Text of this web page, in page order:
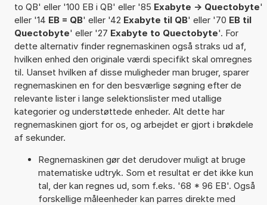
to QB' eller '100 EB i QB' eller '85 Exabyte -> Quectobyte'
eller '14 EB = QB' eller '42 Exabyte til QB' eller '70 EB til
Quectobyte' eller '27 Exabyte to Quectobyte'. For
dette alternativ finder regnemaskinen også straks ud af,
hvilken enhed den originale værdi specifikt skal omregnes
til. Uanset hvilken af disse muligheder man bruger, sparer
regnemaskinen en for den besværlige søgning efter de
relevante lister i lange selektionslister med utallige
kategorier og understøttede enheder. Alt dette har
regnemaskinen gjort for os, og arbejdet er gjort i brøkdele
af sekunder.
Regnemaskinen gør det derudover muligt at bruge
matematiske udtryk. Som et resultat er det ikke kun
tal, der kan regnes ud, som f.eks. '68 * 96 EB'. Også
forskellige måleenheder kan parres direkte med